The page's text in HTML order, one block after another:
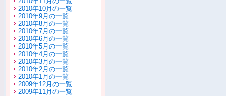
2010年10月の一覧
2010年9月の一覧
2010年8月の一覧
2010年7月の一覧
2010年6月の一覧
2010年5月の一覧
2010年4月の一覧
2010年3月の一覧
2010年2月の一覧
2010年1月の一覧
2009年12月の一覧
2009年11月の一覧